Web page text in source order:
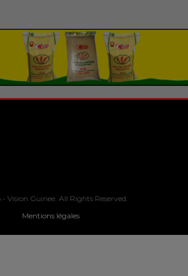
Vision Guinee. All Rights Reserved.
Mentions légales